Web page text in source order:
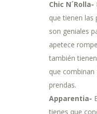
Chic N´Rolla-
que tienen las
son geniales
apetece
también
que
prendas.
Apparentia-
tienes que